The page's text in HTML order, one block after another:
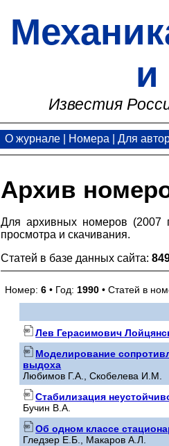
и
Известия
О журнале| Номера Для
Архив
Для архивных номеров (2007
просмотра и скачивания.
Статей в базе данных сайта:
Номер:6 • Год: 1990 • Статей в
Лев Герасимович
Моделирование
выдоха
Любимов Г.А., Скобелева И.М.
Стабилизация
Бучин В.А.
Об одном классе
Гледзер Е.Б., Макаров А.Л.